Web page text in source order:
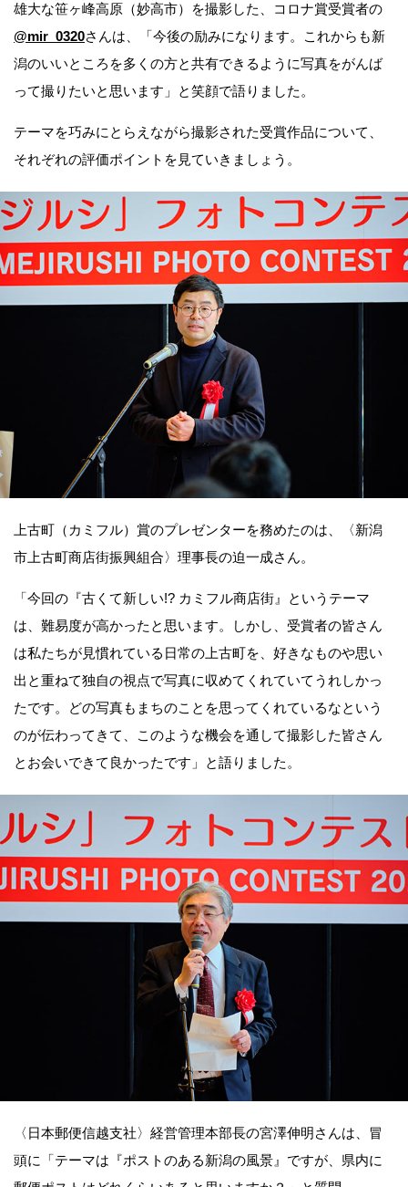
雄大な笹ヶ峰高原（妙高市）を撮影した、コロナ賞受賞者の
@mir_0320さんは、「今後の励みになります。これからも新
潟のいいところを多くの方と共有できるように写真をがんば
って撮りたいと思います」と笑顔で語りました。
テーマを巧みにとらえながら撮影された受賞作品について、
それぞれの評価ポイントを見ていきましょう。
上古町（カミフル）賞のプレゼンターを務めたのは、〈新潟
市上古町商店街振興組合〉理事長の迫一成さん。
「今回の『古くて新しい!? カミフル商店街』というテーマ
は、難易度が高かったと思います。しかし、受賞者の皆さん
は私たちが見慣れている日常の上古町を、好きなものや思い
出と重ねて独自の視点で写真に収めてくれていてうれしかっ
たです。どの写真もまちのことを思ってくれているなという
のが伝わってきて、このような機会を通して撮影した皆さん
とお会いできて良かったです」と語りました。
〈日本郵便信越支社〉経営管理本部長の宮澤伸明さんは、冒
頭に「テーマは『ポストのある新潟の風景』ですが、県内に